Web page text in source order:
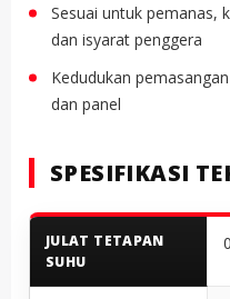
Sesuai untuk pemanas,
dan isyarat penggera
Kedudukan
dan panel
SPESIFIKASI
JULAT TETAPAN
SUHU